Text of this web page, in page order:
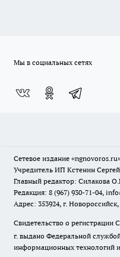
Мы в социальных сетях
Сетевое издание
Учредитель ИП Кстенин
Главный редактор: Силакова
Редакция: 8 (967) 930-71-04,
Адрес: 353924, г.
Свидетельство о
г. выдано Федеральной
информационных технологий